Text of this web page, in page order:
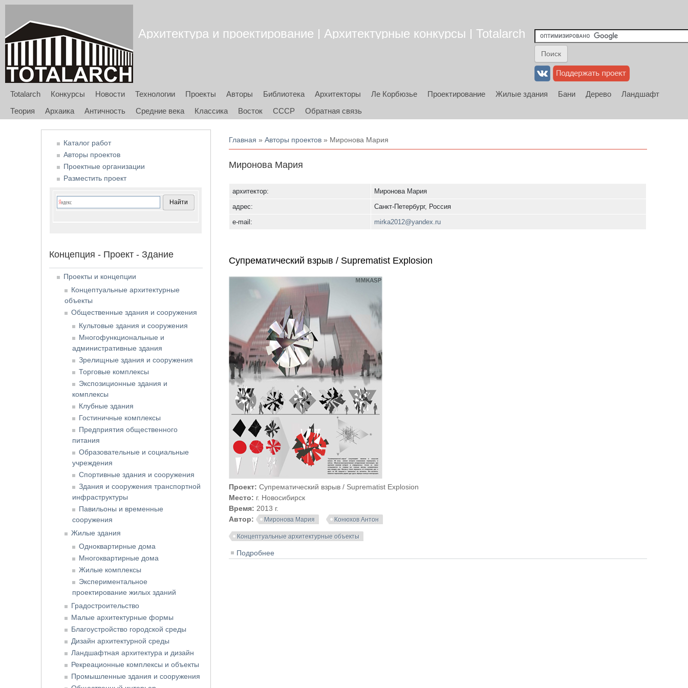
Архитектура и проектирование | Архитектурные конкурсы | Totalarch
Totalarch Конкурсы Новости Технологии Проекты Авторы Библиотека Архитекторы Ле Корбюзье Проектирование Жилые здания Бани Дерево
Ландшафт
Теория
Архаика Античность Средние века Классика Восток СССР Обратная связь
Вы здесь
Главная »Авторы проектов » Миронова Мария
Миронова Мария
архитектор:
Миронова Мария
адрес:
Санкт-Петербург, Россия
e-mail:
mirka2012@yandex.ru
Супрематический взрыв / Suprematist Explosion
Проект:Супрематический взрыв / Suprematist Explosion
Место: г. Новосибирск
Время: 2013 г.
Автор:
Миронова Мария Конюхов Антон
Концептуальные архитектурные объекты
Подробнее
Каталог работ
Авторы проектов
Проектные организации
Разместить проект
Концепция - Проект - Здание
Проекты и концепции
Концептуальные архитектурные
объекты
Общественные здания и сооружения
Культовые здания и сооружения
Многофункциональные и
административные здания
Зрелищные здания и сооружения
Торговые комплексы
Экспозиционные здания и
комплексы
Клубные здания
Гостиничные комплексы
Предприятия общественного
питания
Образовательные и социальные
учреждения
Спортивные здания и сооружения
Здания и сооружения транспортной
инфраструктуры
Павильоны и временные
сооружения
Жилые здания
Одноквартирные дома
Многоквартирные дома
Жилые комплексы
Экспериментальное
проектирование жилых зданий
Градостроительство
Малые архитектурные формы
Благоустройство городской среды
Дизайн архитектурной среды
Ландшафтная архитектура и дизайн
Рекреационные комплексы и объекты
Промышленные здания и сооружения